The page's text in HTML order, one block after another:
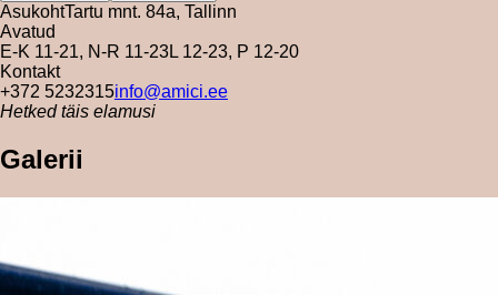
AsukohtTartu mnt. 84a, Tallinn
Avatud
E-K 11-21, N-R 11-23L 12-23, P 12-20
Kontakt
+372 5232315info@amici.ee
Hetked täis elamusi
Galerii